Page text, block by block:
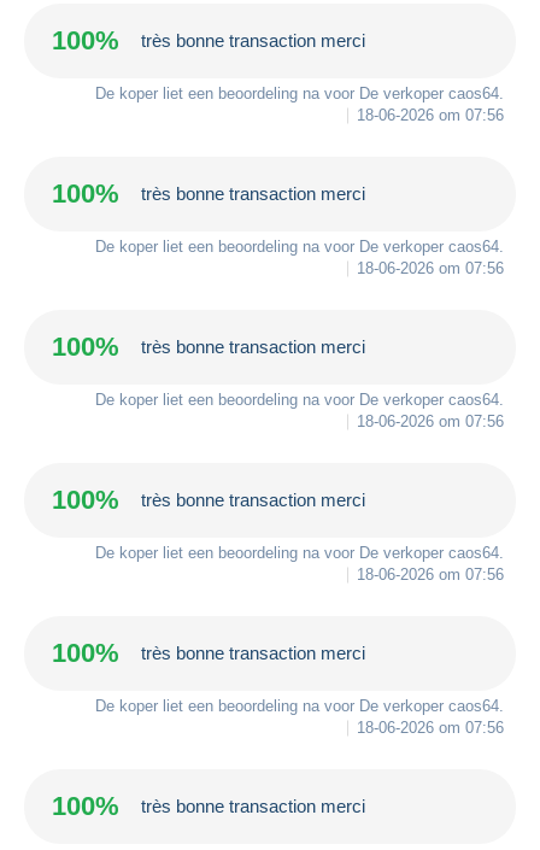
100% très bonne transaction merci
De koper liet een beoordeling na voor De verkoper caos64
18-06-2026 om 07:56
100% très bonne transaction merci
De koper liet een beoordeling na voor De verkoper caos64
18-06-2026 om 07:56
100% très bonne transaction merci
De koper liet een beoordeling na voor De verkoper caos64
18-06-2026 om 07:56
100% très bonne transaction merci
De koper liet een beoordeling na voor De verkoper caos64
18-06-2026 om 07:56
100% très bonne transaction merci
De koper liet een beoordeling na voor De verkoper caos64
18-06-2026 om 07:56
100% très bonne transaction merci